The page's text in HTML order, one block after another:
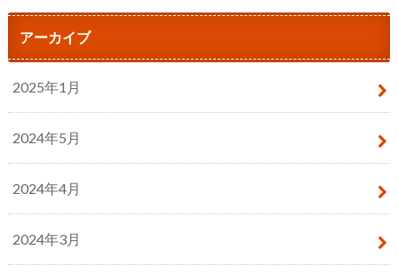
アーカイブ
2025年1月
2024年5月
2024年4月
2024年3月